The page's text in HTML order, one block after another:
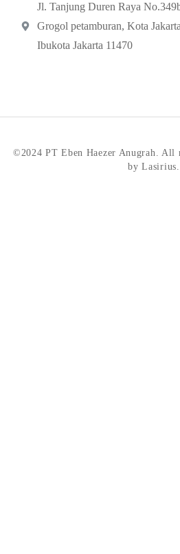
Jl. Tanjung Duren Raya
Grogol petamburan, Kota
Ibukota Jakarta 11470
©2024 PT Eben Haezer Anugrah. All
by Lasirius.